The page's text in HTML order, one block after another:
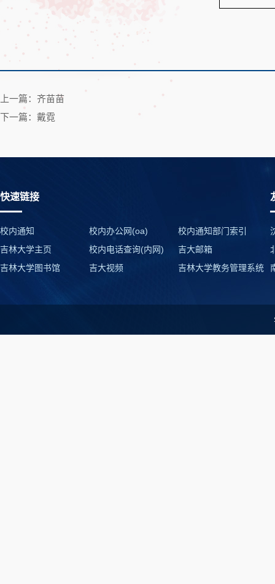
上一篇：齐苗苗
下一篇：戴霓
快速链接
校内通知 校内办公网(oa)
校内通知部门索引
吉林大学主页
校内电话查询(内网)
吉大邮箱
吉林大学图书馆
吉大视频 吉林大学教务管理系统